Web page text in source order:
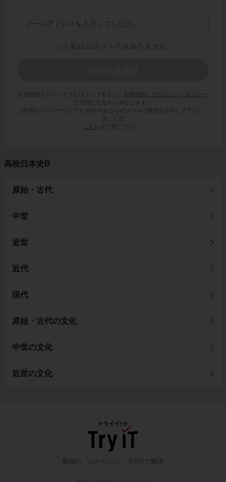
会員登録をクリックまたはタップすると、
利用規約・プライバシーポリシー
に同意したものとみなします。
ご利用のメールサービスで @try-it.jp からのメールの受信を許可して下さい。
詳しくは
こちら
をご覧ください。
高校日本史B
原始・古代
中世
近世
近代
現代
原始・古代の文化
中世の文化
近世の文化
勉強の「わからない」を5分で解決